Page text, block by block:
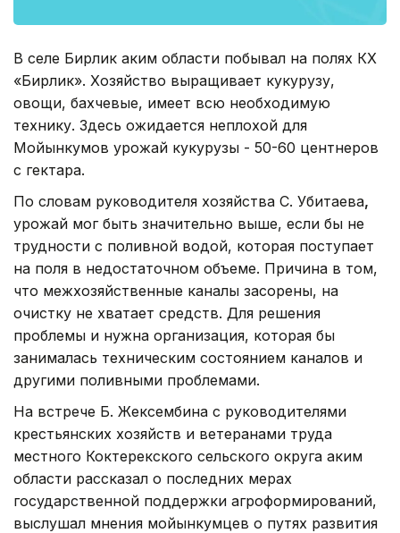
В селе Бирлик аким области побывал на полях КХ
«Бирлик». Хозяйство выращивает кукурузу,
овощи, бахчевые, имеет всю необходимую
технику. Здесь ожидается неплохой для
Мойынкумов урожай кукурузы - 50-60 центнеров
с гектара.
По словам руководителя хозяйства С. Убитаева,
урожай мог быть значительно выше, если бы не
трудности с поливной водой, которая поступает
на поля в недостаточном объеме. Причина в том,
что межхозяйственные каналы засорены, на
очистку не хватает средств. Для решения
проблемы и нужна организация, которая бы
занималась техническим состоянием каналов и
другими поливными проблемами.
На встрече Б. Жексембина с руководителями
крестьянских хозяйств и ветеранами труда
местного Коктерекского сельского округа аким
области рассказал о последних мерах
государственной поддержки агроформирований,
выслушал мнения мойынкумцев о путях развития